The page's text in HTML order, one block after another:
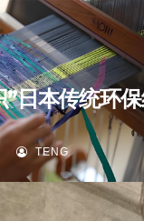
日本传统环保
TENG